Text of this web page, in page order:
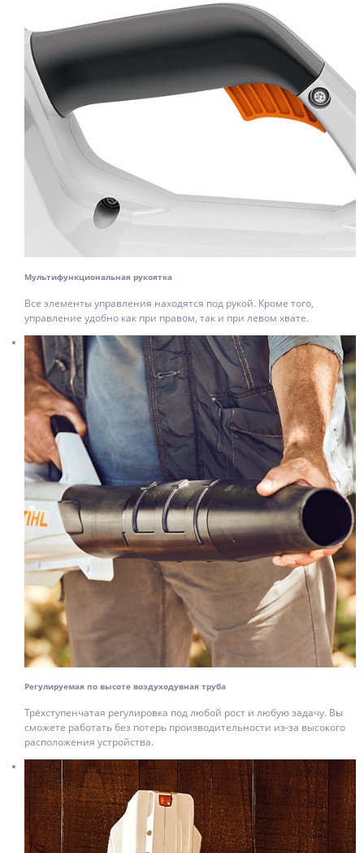
Мультифункциональная рукоятка
Все элементы управления находятся под рукой. Кроме того,
управление удобно как при правом, так и при левом хвате.
Регулируемая по высоте воздуходувная труба
Трёхступенчатая регулировка под любой рост и любую задачу. Вы
сможете работать без потерь производительности из-за высокого
расположения устройства.